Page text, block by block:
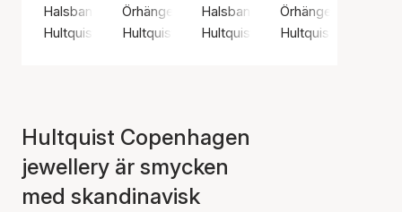
Halsband, Guldfärg / Guldpläterat sterlingsilver 925
Hultquist Copenhagen
Örhängen, Guldfärg / Guldpläterat
Hultquist Copenhagen
Halsband, Guldfärg /
Hultquist Copenhagen
Örhängen,
Hultquist
Hultquist Copenhagen
jewellery är smycken
med skandinavisk